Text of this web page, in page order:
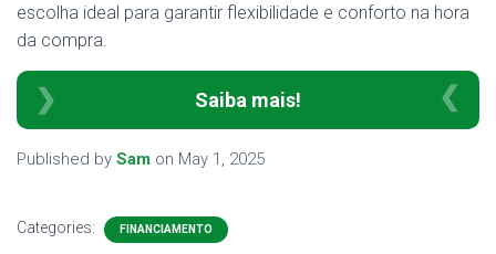
escolha ideal para garantir flexibilidade e conforto na hora
da compra.
Saiba mais!
Published by Sam on May 1, 2025
Categories: FINANCIAMENTO